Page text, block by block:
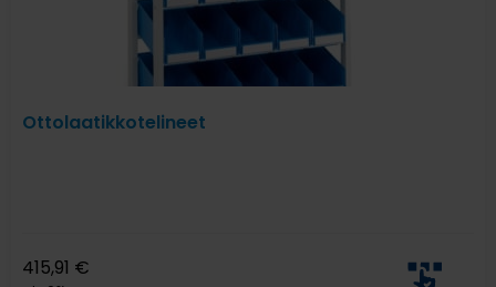
Ottolaatikkotelineet
415,91 €